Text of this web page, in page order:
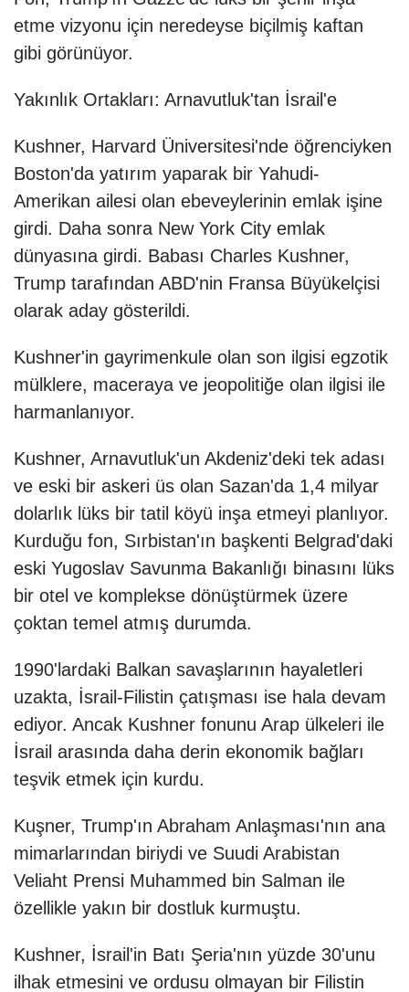
etme vizyonu için neredeyse biçilmiş kaftan
gibi görünüyor.
Yakınlık Ortakları: Arnavutluk'tan İsrail'e
Kushner, Harvard Üniversitesi'nde öğrenciyken
Boston'da yatırım yaparak bir Yahudi-
Amerikan ailesi olan ebeveylerinin emlak işine
girdi. Daha sonra New York City emlak
dünyasına girdi. Babası Charles Kushner,
Trump tarafından ABD'nin Fransa Büyükelçisi
olarak aday gösterildi.
Kushner'in gayrimenkule olan son ilgisi egzotik
mülklere, maceraya ve jeopolitiğe olan ilgisi ile
harmanlanıyor.
Kushner, Arnavutluk'un Akdeniz'deki tek adası
ve eski bir askeri üs olan Sazan'da 1,4 milyar
dolarlık lüks bir tatil köyü inşa etmeyi planlıyor.
Kurduğu fon, Sırbistan'ın başkenti Belgrad'daki
eski Yugoslav Savunma Bakanlığı binasını lüks
bir otel ve komplekse dönüştürmek üzere
çoktan temel atmış durumda.
1990'lardaki Balkan savaşlarının hayaletleri
uzakta, İsrail-Filistin çatışması ise hala devam
ediyor. Ancak Kushner fonunu Arap ülkeleri ile
İsrail arasında daha derin ekonomik bağları
teşvik etmek için kurdu.
Kuşner, Trump'ın Abraham Anlaşması'nın ana
mimarlarından biriydi ve Suudi Arabistan
Veliaht Prensi Muhammed bin Salman ile
özellikle yakın bir dostluk kurmuştu.
Kushner, İsrail'in Batı Şeria'nın yüzde 30'unu
ilhak etmesini ve ordusu olmayan bir Filistin